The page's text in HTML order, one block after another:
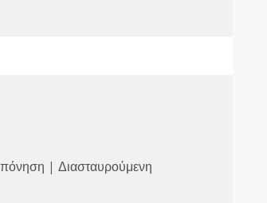
| Διασταυρούμενη